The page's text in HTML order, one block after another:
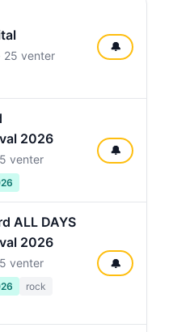
25 venter
🔔
2026
venter
🔔
ALL DAYS
2026
venter
rock
🔔